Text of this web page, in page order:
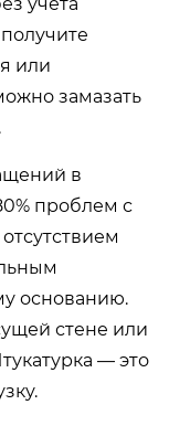
или
замазать
в
проблем с
основанию.
стене или
— это